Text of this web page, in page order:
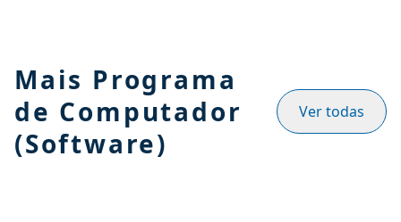
Mais Programa
de Computador
(Software)
Ver todas